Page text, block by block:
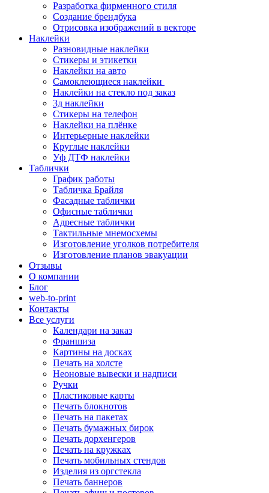
Разработка фирменного стиля
Создание брендбука
Отрисовка изображений в векторе
Наклейки
Разновидные наклейки
Стикеры и этикетки
Наклейки на авто
Самоклеющиеся наклейки
Наклейки на стекло под заказ
3д наклейки
Cтикеры на телефон
Наклейки на плёнке
Интерьерные наклейки
Круглые наклейки
Уф ДТФ наклейки
Таблички
График работы
Табличка Брайля
Фасадные таблички
Офисные таблички
Адресные таблички
Тактильные мнемосхемы
Изготовление уголков потребителя
Изготовление планов эвакуации
Отзывы
О компании
Блог
web-to-print
Контакты
Все услуги
Календари на заказ
Франшиза
Картины на досках
Печать на холсте
Неоновые вывески и надписи
Ручки
Пластиковые карты
Печать блокнотов
Печать на пакетах
Печать бумажных бирок
Печать дорхенгеров
Печать на кружках
Печать мобильных стендов
Изделия из оргстекла
Печать баннеров